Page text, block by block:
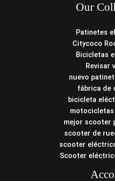
Our
Patinetes
Citycoco
Bicicletas
Revisar
nuevo
fábrica de
bicicleta
mejor scooter
scooter de
scooter
Scooter